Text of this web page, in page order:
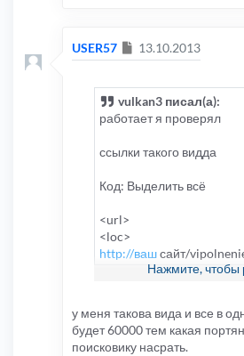
USER57 Сообщение
13.10.2013
vulkan3 писал(а):
работает я проверял
ссылки такого видда
Код: Выделить всё
<url>
<loc>
http://вашсайт/
zakaz.html
</url>
Нажмите, чтобы
у меня такова вида и все в
будет 60000 тем какая
поисковику насрать.